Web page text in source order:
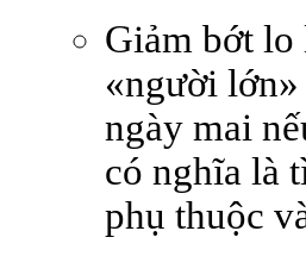
Giảm bớt lo
«người
ngày mai
có nghĩa là
phụ thuộc